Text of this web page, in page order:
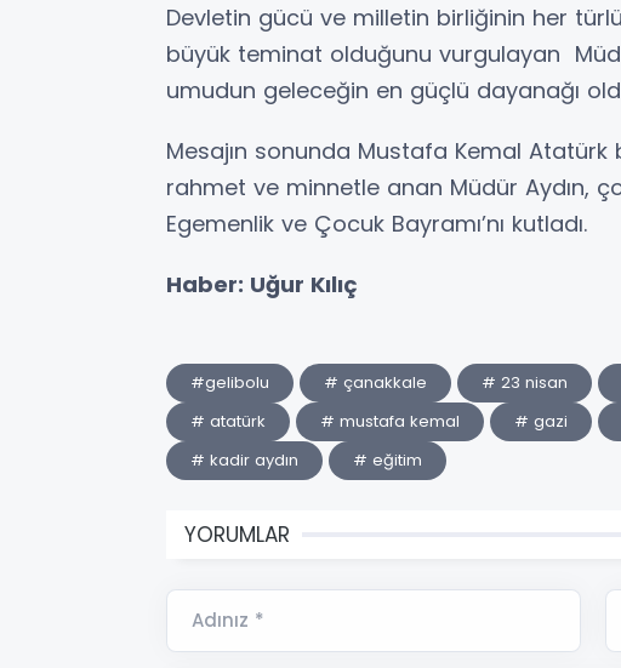
Devletin gücü ve milletin birliğinin her
büyük teminat olduğunu vurgulayan
umudun geleceğin en güçlü dayanağı
Mesajın sonunda Mustafa Kemal
rahmet ve minnetle anan Müdür Aydın,
Egemenlik ve Çocuk Bayramı’nı kutladı.
Haber: Uğur Kılıç
#gelibolu # çanakkale # 23 nisan
# atatürk
# mustafa kemal # gazi
# kadir aydın
# eğitim
YORUMLAR
Adınız *